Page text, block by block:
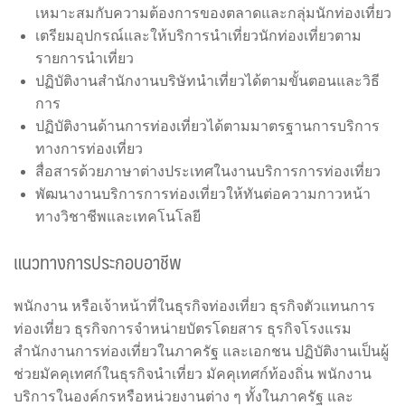
เหมาะสมกับความต้องการของตลาดและกลุ่มนักท่องเที่ยว
เตรียมอุปกรณ์และให้บริการนำเที่ยวนักท่องเที่ยวตาม
รายการนำเที่ยว
ปฏิบัติงานสำนักงานบริษัทนำเที่ยวได้ตามขั้นตอนและวิธี
การ
ปฏิบัติงานด้านการท่องเที่ยวได้ตามมาตรฐานการบริการ
ทางการท่องเที่ยว
สื่อสารด้วยภาษาต่างประเทศในงานบริการการท่องเที่ยว
พัฒนางานบริการการท่องเที่ยวให้ทันต่อความกาวหน้า
ทางวิชาชีพและเทคโนโลยี
แนวทางการประกอบอาชีพ
พนักงาน หรือเจ้าหน้าที่ในธุรกิจท่องเที่ยว ธุรกิจตัวแทนการ
ท่องเที่ยว ธุรกิจการจำหน่ายบัตรโดยสาร ธุรกิจโรงแรม
สำนักงานการท่องเที่ยวในภาครัฐ และเอกชน ปฏิบัติงานเป็นผู้
ช่วยมัคคุเทศก์ในธุรกิจนำเที่ยว มัคคุเทศก์ท้องถิ่น พนักงาน
บริการในองค์กรหรือหน่วยงานต่าง ๆ ทั้งในภาครัฐ และ